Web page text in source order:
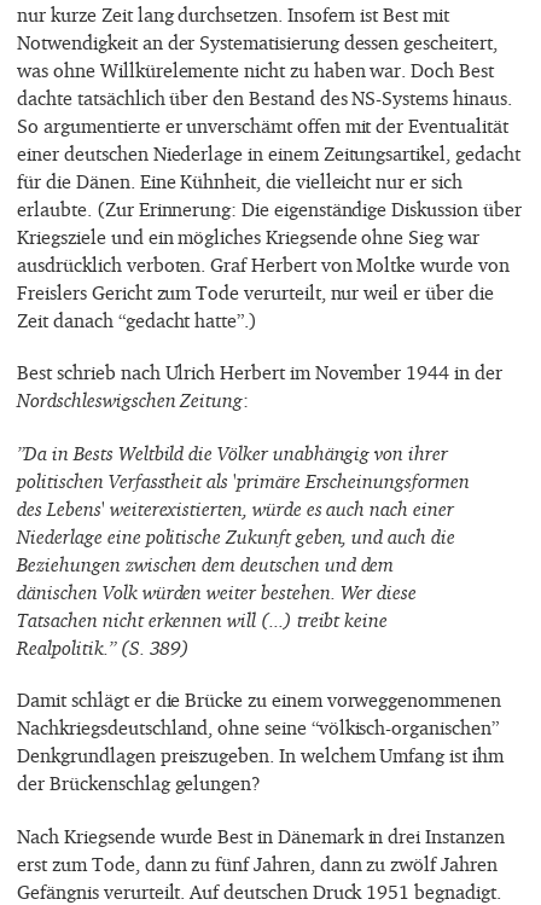
nur kurze Zeit lang durchsetzen. Insofern ist Best mit
Notwendigkeit an der Systematisierung dessen gescheitert,
was ohne Willkürelemente nicht zu haben war. Doch Best
dachte tatsächlich über den Bestand des NS-Systems hinaus.
So argumentierte er unverschämt offen mit der Eventualität
einer deutschen Niederlage in einem Zeitungsartikel, gedacht
für die Dänen. Eine Kühnheit, die vielleicht nur er sich
erlaubte. (Zur Erinnerung: Die eigenständige Diskussion über
Kriegsziele und ein mögliches Kriegsende ohne Sieg war
ausdrücklich verboten. Graf Herbert von Moltke wurde von
Freislers Gericht zum Tode verurteilt, nur weil er über die
Zeit danach “gedacht hatte”.)
Best schrieb nach Ulrich Herbert im November 1944 in der
Nordschleswigschen Zeitung:
”Da in Bests Weltbild die Völker unabhängig von ihrer
politischen Verfasstheit als 'primäre Erscheinungsformen
des Lebens' weiterexistierten, würde es auch nach einer
Niederlage eine politische Zukunft geben, und auch die
Beziehungen zwischen dem deutschen und dem
dänischen Volk würden weiter bestehen. Wer diese
Tatsachen nicht erkennen will (...) treibt keine
Realpolitik.” (S. 389)
Damit schlägt er die Brücke zu einem vorweggenommenen
Nachkriegsdeutschland, ohne seine “völkisch-organischen”
Denkgrundlagen preiszugeben. In welchem Umfang ist ihm
der Brückenschlag gelungen?
Nach Kriegsende wurde Best in Dänemark in drei Instanzen
erst zum Tode, dann zu fünf Jahren, dann zu zwölf Jahren
Gefängnis verurteilt. Auf deutschen Druck 1951 begnadigt.